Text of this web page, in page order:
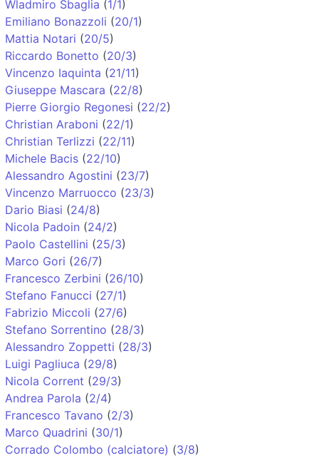
Wladmiro Sbaglia (1/1)
Emiliano Bonazzoli (20/1)
Mattia Notari (20/5)
Riccardo Bonetto (20/3)
Vincenzo Iaquinta (21/11)
Giuseppe Mascara (22/8)
Pierre Giorgio Regonesi (22/2)
Christian Araboni (22/1)
Christian Terlizzi (22/11)
Michele Bacis (22/10)
Alessandro Agostini (23/7)
Vincenzo Marruocco (23/3)
Dario Biasi (24/8)
Nicola Padoin (24/2)
Paolo Castellini (25/3)
Marco Gori (26/7)
Francesco Zerbini (26/10)
Stefano Fanucci (27/1)
Fabrizio Miccoli (27/6)
Stefano Sorrentino (28/3)
Alessandro Zoppetti (28/3)
Luigi Pagliuca (29/8)
Nicola Corrent (29/3)
Andrea Parola (2/4)
Francesco Tavano (2/3)
Marco Quadrini (30/1)
Corrado Colombo (calciatore) (3/8)